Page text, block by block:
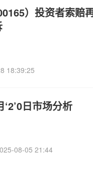
）投资者索赔
18:39:25
日市场分析
08-05 21:44